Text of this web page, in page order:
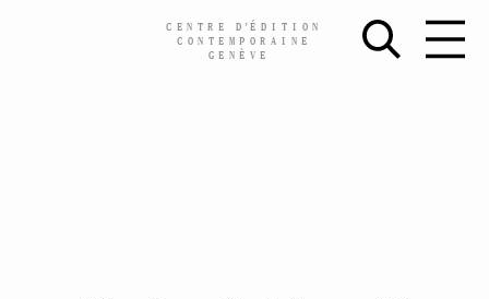
CENTRE D’ÉDITION
CONTEMPORAINE
GENÈVE